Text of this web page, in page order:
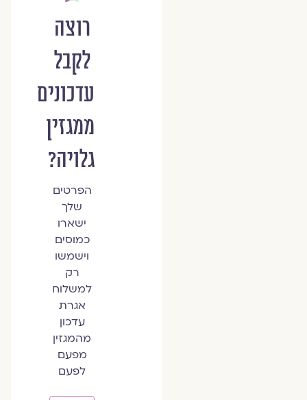
רוצה
לקבל
עדכונים
ממגזין
גלויה?
הפרטים
שלך
ישארו
כמוסים
וישמשו
רק
למשלוח
אגרת
עדכון
מהמגזין
מפעם
לפעם